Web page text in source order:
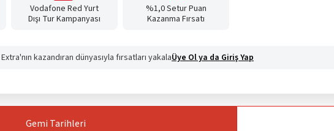
Vodafone Red Yurt
Dışı Tur Kampanyası
%1,0 Setur Puan
Kazanma Fırsatı
kazandıran dünyasıyla fırsatları yakalaÜye Ol ya da Giriş Yap
Gemi Tarihleri